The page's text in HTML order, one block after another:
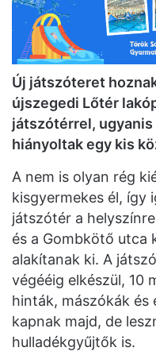
Új játszóteret
újszegedi Lőtér
játszótérrel,
hiányoltak egy kis
A nem is olyan rég
kisgyermekes él, így
játszótér a
és a Gombkötő utca
alakítanak ki. A
végééig elkészül, 10
hinták, mászókák és
kapnak majd, de
hulladékgyűjtők is.